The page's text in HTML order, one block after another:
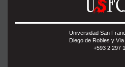
Universidad San
Diego de Robles y
+593 2 297